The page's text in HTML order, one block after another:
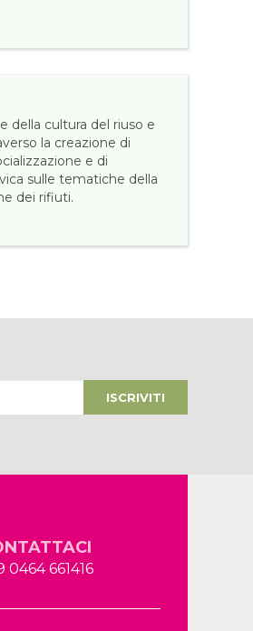
della cultura del riuso e
la creazione di
e di
sulle tematiche della
dei rifiuti.
ISCRIVITI
0464 661416